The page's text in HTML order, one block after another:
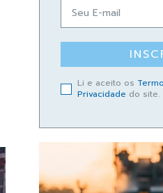
Li e aceito os
Privacidade do site.